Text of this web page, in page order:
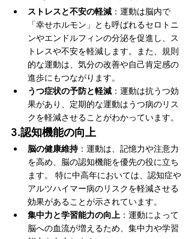
ストレスと不安の軽減 ：運動は脳内で
「幸せホルモン」とも呼ばれるセロトニ
ンやエンドルフィンの分泌を促進し、ス
トレスや不安を軽減します。また、規則
的な運動は、気分の改善や自己肯定感の
進歩にもつながります。
うつ症状の予防と軽減 ：運動は抗うつ効
果があり、定期的な運動はうつ病のリス
クを軽減させることがわかっています。
3.認知機能の向上
脳の健康維持：運動は、記憶力や注意力
を高め、脳の認知機能を優先の役に立ち
ます。 特に中高年においては、認知症や
アルツハイマー病のリスクを軽減させる
効果があることが示されています。​
集中力と学習能力の向上 ：運動によって
脳への血流が増えるため、集中力や学習